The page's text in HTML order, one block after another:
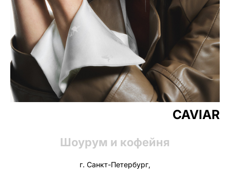
CAVIAR
Шоурум и кофейня
г. Санкт-Петербург,